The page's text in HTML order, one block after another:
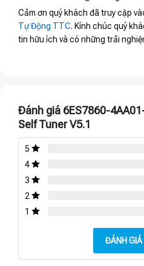
Cảm ơn quý khách đã truy cập
Tự Động TTC. Kính chúc quý
tin hữu ích và có những trải
Đánh giá 6ES7860-
Self Tuner V5.1
5
4
3
2
1
ĐÁNH GIÁ